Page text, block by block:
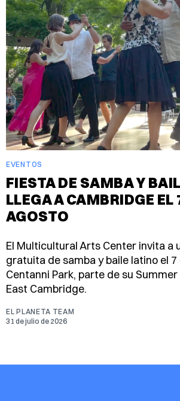
EVENTOS
FIESTA DE SAMBA Y
LLEGA A CAMBRIDGE EL
AGOSTO
El Multicultural Arts Center invita a
gratuita de samba y baile latino el
Centanni Park, parte de su
East Cambridge.
EL PLANETA TEAM
31 de julio de 2026